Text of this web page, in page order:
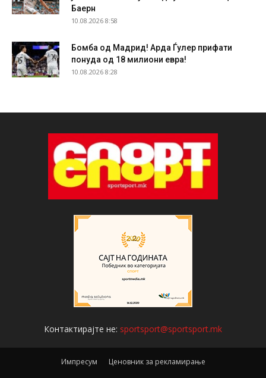
Баерн
10.08.2026 8:58
Бомба од Мадрид! Арда Ѓулер прифати
понуда од 18 милиони евра!
10.08.2026 8:28
Контактирајте не: sportsport@sportsport.mk
Импресум Ценовник за рекламирање